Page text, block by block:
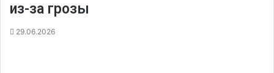
из-за грозы
29.06.2026